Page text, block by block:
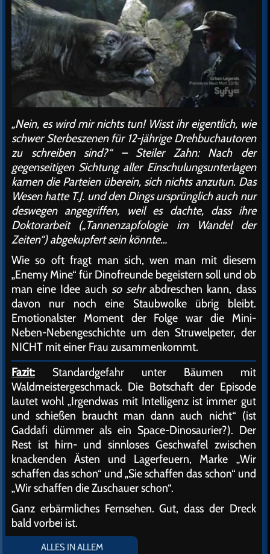
„Nein, es wird mir nichts tun! Wisst ihr eigentlich, wie
schwer Sterbeszenen für 12-jährige Drehbuchautoren
zu schreiben sind?“ – Steiler Zahn: Nach der
gegenseitigen Sichtung aller Einschulungsunterlagen
kamen die Parteien überein, sich nichts anzutun. Das
Wesen hatte T.J. und den Dings ursprünglich auch nur
deswegen angegriffen, weil es dachte, dass ihre
Doktorarbeit („Tannenzapfologie im Wandel der
Zeiten“) abgekupfert sein könnte…
Wie so oft fragt man sich, wen man mit diesem
„Enemy Mine“ für Dinofreunde begeistern soll und ob
man eine Idee auch so sehrabdreschen kann, dass
davon nur noch eine Staubwolke übrig bleibt.
Emotionalster Moment der Folge war die Mini-
Neben-Nebengeschichte um den Struwelpeter, der
NICHT mit einer Frau zusammenkommt.
Fazit: Standardgefahr unter Bäumen mit
Waldmeistergeschmack. Die Botschaft der Episode
lautet wohl „Irgendwas mit Intelligenz ist immer gut
und schießen braucht man dann auch nicht“ (ist
Gaddafi dümmer als ein Space-Dinosaurier?). Der
Rest ist hirn- und sinnloses Geschwafel zwischen
knackenden Ästen und Lagerfeuern, Marke „Wir
schaffen das schon“ und „Sie schaffen das schon“ und
„Wir schaffen die Zuschauer schon“.
Ganz erbärmliches Fernsehen. Gut, dass der Dreck
bald vorbei ist.
ALLES IN ALLEM